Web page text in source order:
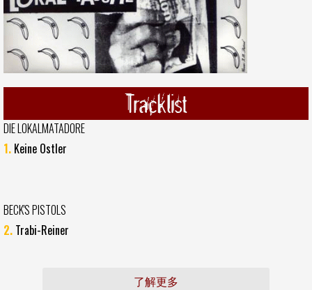
Tracklist
DIE LOKALMATADORE
1. Keine Ostler
BECK'S PISTOLS
2. Trabi-Reiner
了解更多